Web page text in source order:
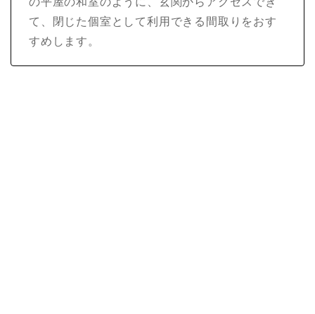
て、閉じた個室として利用できる間取りをおす
すめします。